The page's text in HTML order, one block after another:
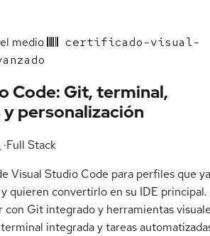
medio
certificado-visual-
Code: Git, terminal,
personalización
·Full Stack
Visual Studio Code para perfiles que ya
quieren convertirlo en su IDE principal.
con Git integrado y herramientas
integrada y tareas